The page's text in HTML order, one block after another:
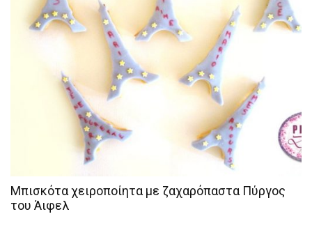
Μπισκότα χειροποίητα με ζαχαρόπαστα Πύργος
του Άιφελ